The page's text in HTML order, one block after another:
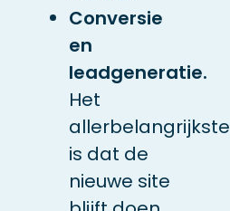
Conversie
en
leadgeneratie.
Het
allerbelangrijkste
is dat de
nieuwe site